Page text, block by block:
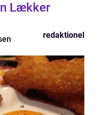
Lækker
redaktionel